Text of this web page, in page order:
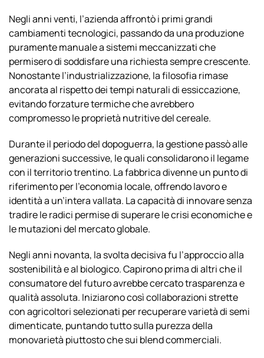
Negli anni venti, l’azienda affrontò i primi grandi
cambiamenti tecnologici, passando da una produzione
puramente manuale a sistemi meccanizzati che
permisero di soddisfare una richiesta sempre crescente.
Nonostante l’industrializzazione, la filosofia rimase
ancorata al rispetto dei tempi naturali di essiccazione,
evitando forzature termiche che avrebbero
compromesso le proprietà nutritive del cereale.
Durante il periodo del dopoguerra, la gestione passò alle
generazioni successive, le quali consolidarono il legame
con il territorio trentino. La fabbrica divenne un punto di
riferimento per l’economia locale, offrendo lavoro e
identità a un’intera vallata. La capacità di innovare senza
tradire le radici permise di superare le crisi economiche e
le mutazioni del mercato globale.
Negli anni novanta, la svolta decisiva fu l’approccio alla
sostenibilità e al biologico. Capirono prima di altri che il
consumatore del futuro avrebbe cercato trasparenza e
qualità assoluta. Iniziarono così collaborazioni strette
con agricoltori selezionati per recuperare varietà di semi
dimenticate, puntando tutto sulla purezza della
monovarietà piuttosto che sui blend commerciali.